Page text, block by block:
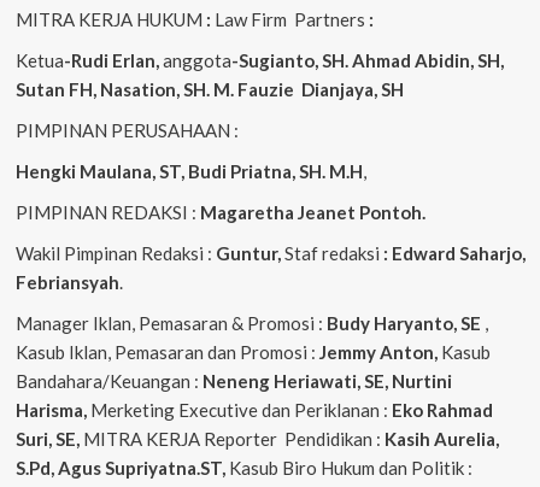
MITRA KERJA HUKUM : Law Firm Partners :
Ketua-Rudi Erlan,anggota-Sugianto, SH. Ahmad Abidin, SH,
Sutan FH, Nasation, SH. M. Fauzie Dianjaya, SH
PIMPINAN PERUSAHAAN :
Hengki Maulana, ST, Budi Priatna, SH. M.H,
PIMPINAN REDAKSI : Magaretha Jeanet Pontoh.
Wakil Pimpinan Redaksi : Guntur,Staf redaksi : Edward Saharjo,
Febriansyah.
Manager Iklan, Pemasaran & Promosi : Budy Haryanto, SE ,
Kasub Iklan, Pemasaran dan Promosi : Jemmy Anton, Kasub
Bandahara/Keuangan : Neneng Heriawati, SE, Nurtini
Harisma, Merketing Executive dan Periklanan : Eko Rahmad
Suri, SE, MITRA KERJA Reporter Pendidikan : Kasih Aurelia,
S.Pd, AgusSupriyatna.ST, Kasub Biro Hukum dan Politik :